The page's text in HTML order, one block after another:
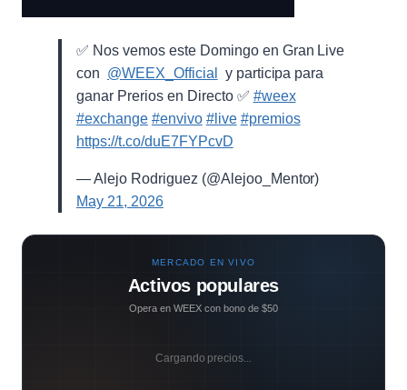
✅ Nos vemos este Domingo en Gran Live
con ⁨ @WEEX_Official
⁩ y participa para
ganar Prerios en Directo ✅ #weex
#exchange #envivo #live #premios
https://t.co/duE7FYPcvD
— Alejo Rodriguez (@Alejoo_Mentor)
May 21, 2026
MERCADO EN VIVO
Activos populares
Opera en WEEX con bono de $50
Cargando precios...